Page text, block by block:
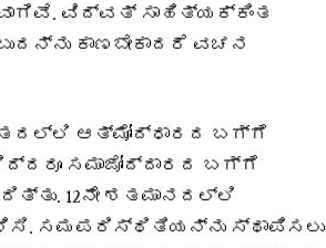
ವಿದ್ವತ್ ಸಾಹಿತ್ಯಕ್ಕಿಂತ
ಕಾಣಬೇಕಾದರೆ ವಚನ
ಆತ್ಮೋದ್ಧಾರದ ಬಗ್ಗೆ
ಸಮಾಜೋದ್ದಾರದ ಬಗ್ಗೆ
12ನೇ ಶತಮಾನದಲ್ಲಿ
ಸಮಪರಿಸ್ಥಿತಿಯನ್ನು ಸ್ಥಾಪಿಸಲು